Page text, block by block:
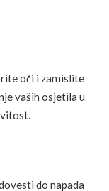
oči i zamislite
vaših osjetila u
do napada